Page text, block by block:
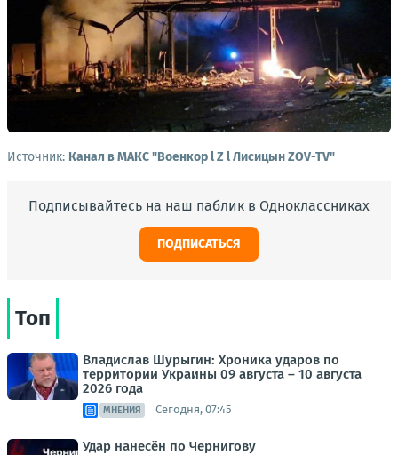
Источник: Канал в МАКС "Военкор l Z l Лисицын ZOV-TV"
Подписывайтесь на наш паблик в Одноклассниках
ПОДПИСАТЬСЯ
Топ
Владислав Шурыгин: Хроника ударов по
территории Украины 09 августа – 10 августа
2026 года
МНЕНИЯ Сегодня, 07:45
Удар нанесён по Чернигову